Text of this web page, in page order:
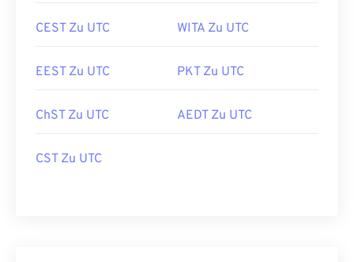
CEST Zu UTC WITA Zu UTC
EEST Zu UTC PKT Zu UTC
ChST Zu UTC AEDT Zu UTC
CST Zu UTC